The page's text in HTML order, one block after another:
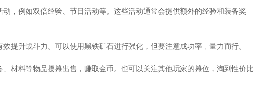
，例如双倍经验、节日活动等。这些活动通常会提供额外的经验和装备奖
提升战斗力。可以使用黑铁矿石进行强化，但要注意成功率，量力而行。
材料等物品摆摊出售，赚取金币。也可以关注其他玩家的摊位，淘到性价比